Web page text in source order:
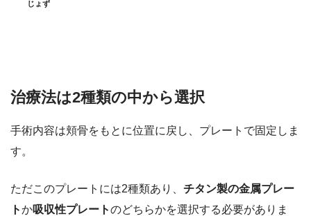
じょず
治療法は2種類の中から選択
手術内容は頬骨をもとに位置に戻し、プレートで固定しま
す。
ただこのプレートには2種類あり、 チタン製の金属プレー
トか吸収性プレートのどちらかを選択する必要がありま